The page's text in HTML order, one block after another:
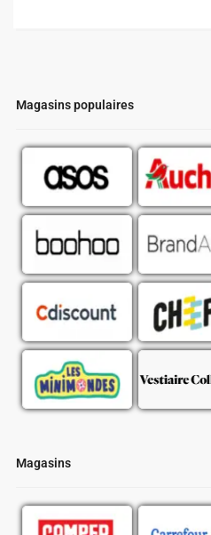
Magasins populaires
Magasins